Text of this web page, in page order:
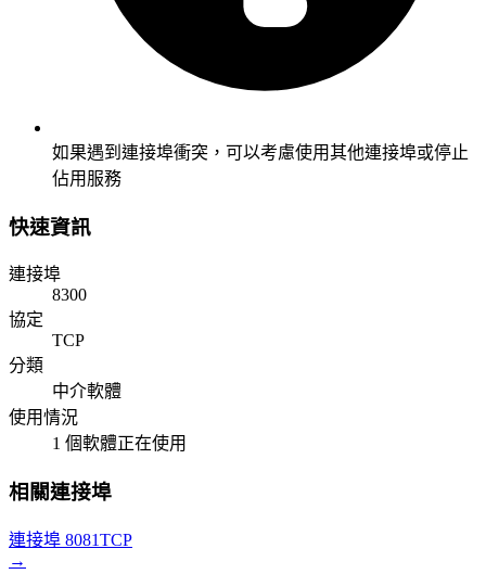
如果遇到連接埠衝突，可以考慮使用其他連接埠或停止
佔用服務
快速資訊
連接埠
8300
協定
TCP
分類
中介軟體
使用情況
1 個軟體正在使用
相關連接埠
連接埠 8081TCP
→